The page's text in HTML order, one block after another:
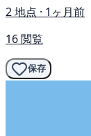
2 地点 · 1ヶ月前
16 閲覧
保存